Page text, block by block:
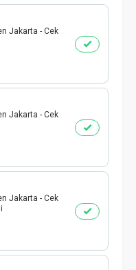
Jakarta - Cek
Jakarta - Cek
Jakarta - Cek